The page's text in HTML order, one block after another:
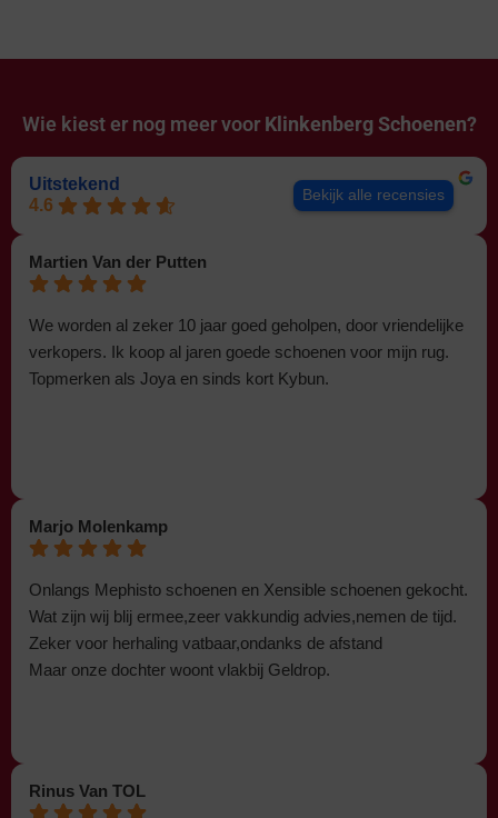
Wie kiest er nog meer voor Klinkenberg Schoenen?
Uitstekend
4.6
Bekijk alle recensies
Martien Van der Putten
We worden al zeker 10 jaar goed geholpen, door vriendelijke
verkopers. Ik koop al jaren goede schoenen voor mijn rug.
Topmerken als Joya en sinds kort Kybun.
Marjo Molenkamp
Onlangs Mephisto schoenen en Xensible schoenen gekocht.
Wat zijn wij blij ermee,zeer vakkundig advies,nemen de tijd.
Zeker voor herhaling vatbaar,ondanks de afstand
Maar onze dochter woont vlakbij Geldrop.
Rinus Van TOL